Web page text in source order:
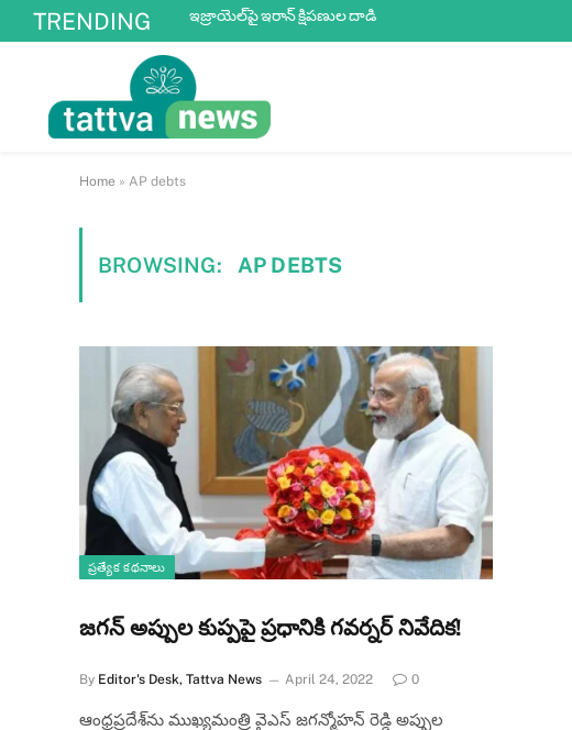
TRENDING
ఇజ్రాయెల్‌పై ఇరాన్ క్షిపణుల దాడి
Home » AP debts
BROWSING: AP DEBTS
ప్రత్యేక కథనాలు
జగన్ అప్పుల కుప్పపై ప్రధానికి గవర్నర్ నివేదిక!
By Editor's Desk, Tattva News April 24, 2022 0
ఆంధ్రప్రదేశ్‌ను ముఖ్యమంత్రి వైఎస్ జగన్మోహన్ రెడ్డి అప్పుల